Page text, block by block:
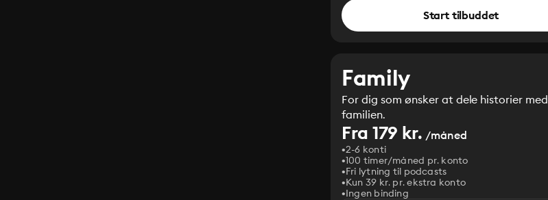
Start tilbuddet
Family
For dig som ønsker at dele historier med
familien.
Fra 179 kr. /måned
2-6 konti
100 timer/måned pr. konto
Fri lytning til podcasts
Kun 39 kr. pr. ekstra konto
Ingen binding